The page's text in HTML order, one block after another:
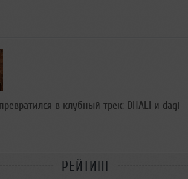
в клубный трек: DHALI и dagi
РЕЙТИНГ